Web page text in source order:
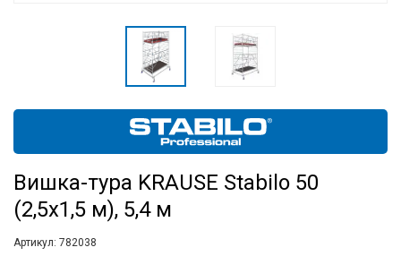
Вишка-тура KRAUSE Stabilo 50
(2,5х1,5 м), 5,4 м
Артикул: 782038